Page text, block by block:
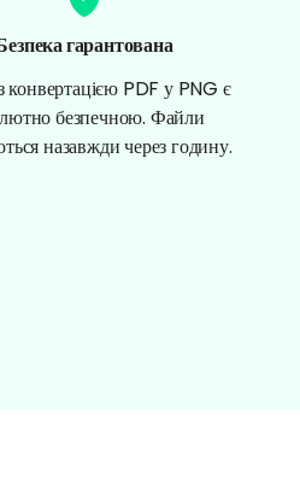
гарантована
конвертацією PDF у PNG є
безпечною. Файли
назавжди через годину.